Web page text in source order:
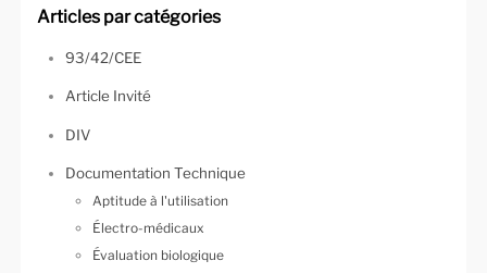
Articles par catégories
93/42/CEE
Article Invité
DIV
Documentation Technique
Aptitude à l'utilisation
Électro-médicaux
Évaluation biologique